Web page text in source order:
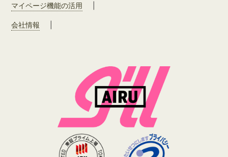
マイページ機能の活用
会社情報